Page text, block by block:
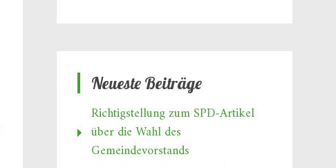
Neueste Beiträge
Richtigstellung zum SPD‑Artikel
über die Wahl des
Gemeindevorstands